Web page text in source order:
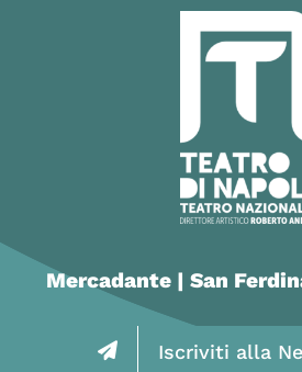
Mercadante | San
Iscriviti alla